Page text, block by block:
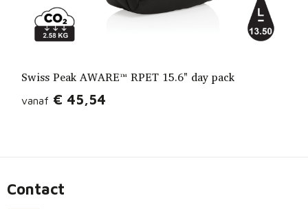
Swiss Peak AWARE™ RPET 15.6" day pack
vanaf € 45,54
Contact